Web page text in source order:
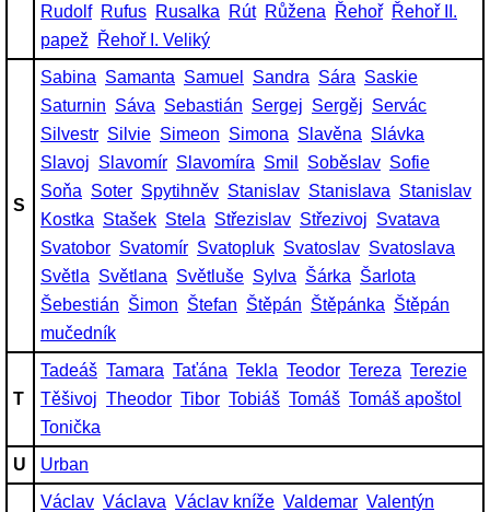
Rudolf Rufus Rusalka Rút Růžena Řehoř Řehoř II.
papež
Řehoř I. Veliký
S
Sabina Samanta Samuel Sandra Sára Saskie
Saturnin Sáva Sebastián Sergej Sergěj Servác
Silvestr Silvie Simeon Simona Slavěna Slávka
Slavoj Slavomír Slavomíra Smil Soběslav Sofie
Soňa Soter Spytihněv Stanislav Stanislava Stanislav
Kostka Stašek Stela Střezislav Střezivoj Svatava
Svatobor Svatomír Svatopluk Svatoslav Svatoslava
Světla Světlana Světluše Sylva Šárka Šarlota
Šebestián Šimon Štefan Štěpán Štěpánka Štěpán
mučedník
T
Tadeáš Tamara Taťána Tekla Teodor Tereza Terezie
Těšivoj Theodor Tibor Tobiáš Tomáš Tomáš apoštol
Tonička
U
Urban
Václav Václava Václav kníže Valdemar Valentýn